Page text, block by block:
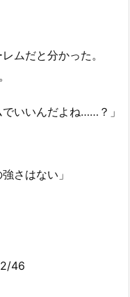
ムだと分かった。
でいいんだよね……？」
さはない」
46